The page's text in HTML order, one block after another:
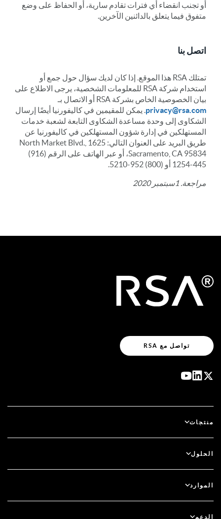
أو تجنب انقضاء أي فترات تقادم سارية، أو الحفاظ على وضع
متفوق فيما يتعلق بالدائنين الآخرين.
اتصل بنا
تمتلك RSA هذا الموقع. إذا كان لديك سؤال حول جمع أو
استخدام شركة RSA للمعلومات الشخصية، يرجى الاطلاع على
بيان الخصوصية الخاص بشركة RSA أو الاتصال بـ
privacy@rsa.com. يمكن للمقيمين في كاليفورنيا أيضًا إرسال
الشكاوى إلى وحدة مساعدة الشكاوى التابعة لشعبة خدمات
المستهلكين في إدارة شؤون المستهلكين في كاليفورنيا عن
طريق البريد على العنوان التالي: 1625 North Market Blvd.,
Sacramento, CA 95834، أو عبر الهاتف على الرقم (916)
445-1254 أو (800) 952-5210.
مراجعة. 1سبتمبر 2020
تواصل مع RSA
منتجات
سكيور آي دي (SecurID)
الحوكمة ودورة الحياة
الحلول
المصادقة متعددة العوامل
الموارد
الدعم